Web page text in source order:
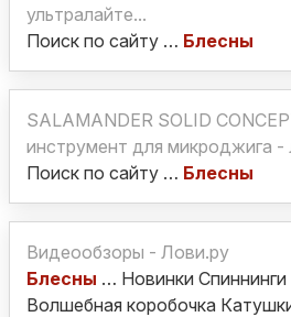
ультралайте...
Поиск по сайту … Блесны
SALAMANDER SOLID
инструмент для микроджига -
Поиск по сайту … Блесны
Видеообзоры - Лови.ру
Блесны … Новинки
Волшебная коробочка